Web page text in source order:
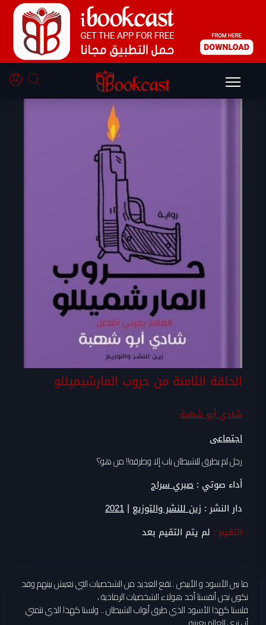
الحلقة الثامنة من حروب المارشيميللو
شادي أبو شهبة
اجتماعى
رجل لم يطرق للشيطان باب إلا وطرقه!! من هو؟
أداء صوتي :صبري سراج
دار النشر :زين للنشر والتوزيع |
2021
التقيم : لم يتم التقيم بعد
ما بين الأسود و الأبيض ..تقع العديد من الشخصيات التي نعيش بينهم وقد
نكون نحن أنفسنا أحد هولاء الشخصيات الرمادية ،
فلسنا كهذا الأسود الذي طرق أبواب الشيطان .. ولسنا كهذا الذي نتمني